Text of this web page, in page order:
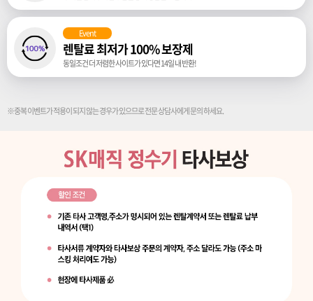
Event
렌탈료 최저가 100% 보장제
동일조건 더 저렴한 사이트가 있다면 14일 내 반환!
※중복 이벤트가 적용이 되지 않는 경우가 있으므로 전문 상담사에게 문의 하세요.